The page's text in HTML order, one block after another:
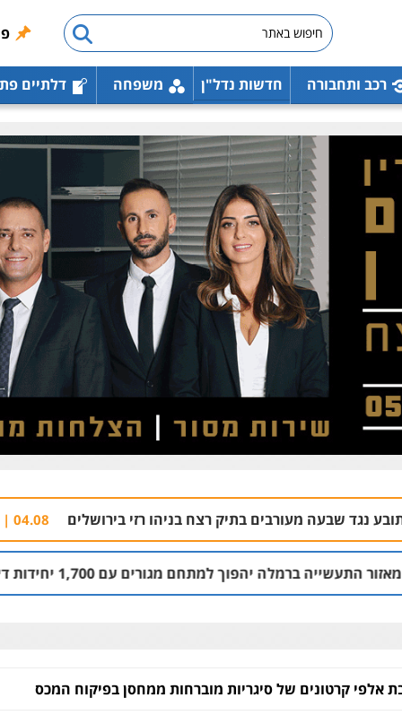
רכב ותחבורה חדשות נדל"ן משפחה דלתיים
בתיק רצח בניהו רזי בירושלים 04.08 | 13:37 עורך
למתחם מגורים עם 1,700 יחידות דיור 03.08 | 14:00
אלפי קרטונים של סיגריות מוברחות ממחסן בפיקוח המכס